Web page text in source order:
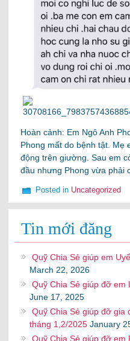
Hoàn cảnh: Em Ngô Anh
Phong mất do bệnh tật. Mẹ
động trên giường. Sau em
đầu nhưng Phong vừa phải
Posted in Uncategorized
Tin mới đăng
Quỹ Chia Sẻ giúp em
March 22, 2026
Quỹ Chia Sẻ giúp đỡ em
June 17, 2025
Quỹ Chia Sẻ giúp đỡ gia
tháng 1,2/2025 January
Quỹ Chia Sẻ giúp đỡ